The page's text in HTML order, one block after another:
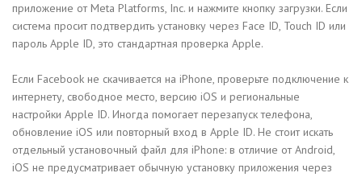
приложение от Meta Platforms, Inc. и нажмите кнопку загрузки. Если
система просит подтвердить установку через Face ID, Touch ID или
пароль Apple ID, это стандартная проверка Apple.
Если Facebook не скачивается на iPhone, проверьте подключение к
интернету, свободное место, версию iOS и региональные
настройки Apple ID. Иногда помогает перезапуск телефона,
обновление iOS или повторный вход в Apple ID. Не стоит искать
отдельный установочный файл для iPhone: в отличие от Android,
iOS не предусматривает обычную установку приложения через